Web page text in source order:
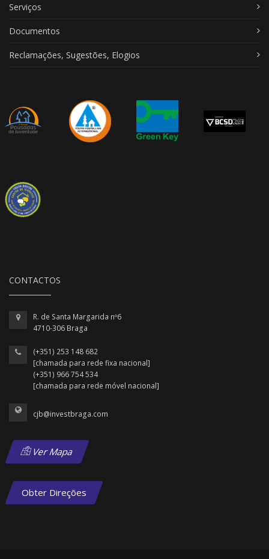
Serviços
Documentos
Reclamações, Sugestões, Elogios
CONTACTOS
R. de Santa Margarida nº6
4710-306 Braga
(+351) 253 148 682
[chamada para rede fixa nacional]
(+351) 966 754 534
[chamada para rede móvel nacional]
cjb@investbraga.com
Ver Mapa
Obter Direções